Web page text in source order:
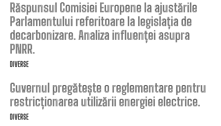
Răspunsul Comisiei Europene la ajustările
Parlamentului referitoare la legislația de
decarbonizare. Analiza influenței asupra
PNRR.
DIVERSE
Guvernul pregătește o reglementare pentru
restricționarea utilizării energiei electrice.
DIVERSE